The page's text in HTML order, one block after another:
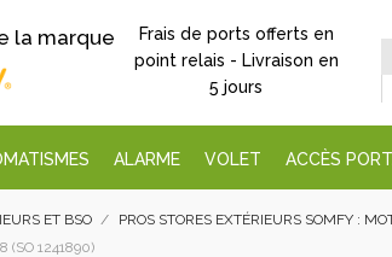
la marque
Frais de ports offerts en
point relais - Livraison en
5 jours
ALARME VOLET ACCÈS
ET BSO
PROS STORES EXTÉRIEURS SOMFY :
(SO 1241890)